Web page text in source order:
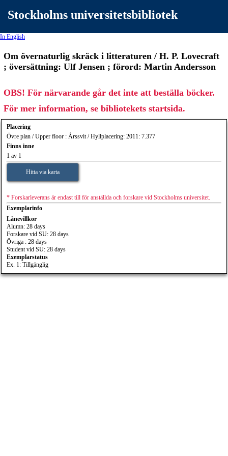
Stockholms universitetsbibliotek
In English
Om övernaturlig skräck i litteraturen / H. P. Lovecraft
; översättning: Ulf Jensen ; förord: Martin Andersson
OBS! För närvarande går det inte att beställa böcker.
För mer information, se bibliotekets startsida.
Placering
Övre plan / Upper floor : Årssvit / Hyllplacering: 2011: 7.377
Finns inne
1 av 1
Hitta via karta
* Forskarleverans är endast till för anställda och forskare vid Stockholms universitet.
Exemplarinfo
Lånevillkor
Alumn: 28 days
Forskare vid SU: 28 days
Övriga : 28 days
Student vid SU: 28 days
Exemplarstatus
Ex. 1: Tillgänglig